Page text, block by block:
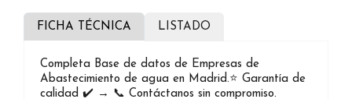
FICHA TÉCNICA LISTADO
Completa Base de datos de Empresas de
Abastecimiento de agua en Madrid.⭐️ Garantía de
calidad ✔️ → 📞 Contáctanos sin compromiso.